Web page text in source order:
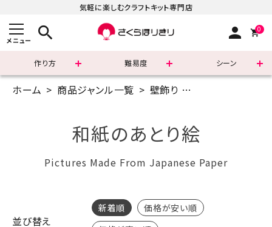
気軽に楽しむクラフトキット専門店
メニュー search person 0
作り方 難易度 シーン
まずはこちら
新着商品
ホーム 商品ジャンル一覧 壁飾り
和紙のあとり絵
Pictures Made From Japanese Paper
並び替え
新着順
価格が安い順